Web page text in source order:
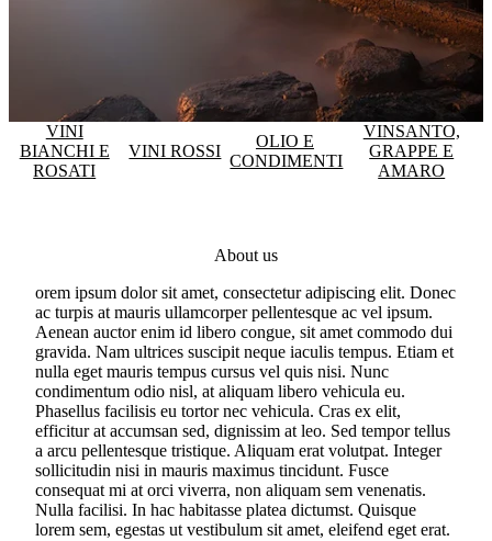
VINI
BIANCHI E
ROSATI
VINI ROSSI
OLIO E
CONDIMENTI
VINSANTO,
GRAPPE E
AMARO
About us
orem ipsum dolor sit amet, consectetur adipiscing elit. Donec
ac turpis at mauris ullamcorper pellentesque ac vel ipsum.
Aenean auctor enim id libero congue, sit amet commodo dui
gravida. Nam ultrices suscipit neque iaculis tempus. Etiam et
nulla eget mauris tempus cursus vel quis nisi. Nunc
condimentum odio nisl, at aliquam libero vehicula eu.
Phasellus facilisis eu tortor nec vehicula. Cras ex elit,
efficitur at accumsan sed, dignissim at leo. Sed tempor tellus
a arcu pellentesque tristique. Aliquam erat volutpat. Integer
sollicitudin nisi in mauris maximus tincidunt. Fusce
consequat mi at orci viverra, non aliquam sem venenatis.
Nulla facilisi. In hac habitasse platea dictumst. Quisque
lorem sem, egestas ut vestibulum sit amet, eleifend eget erat.